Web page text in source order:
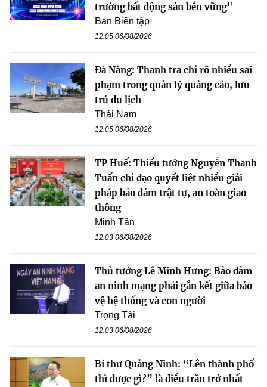
trường bất động sản bền vững"
Ban Biên tập
12:05 06/08/2026
Đà Nẵng: Thanh tra chỉ rõ nhiều sai
phạm trong quản lý quảng cáo, lưu
trú du lịch
Thái Nam
12:05 06/08/2026
TP Huế: Thiếu tướng Nguyễn Thanh
Tuấn chỉ đạo quyết liệt nhiều giải
pháp bảo đảm trật tự, an toàn giao
thông
Minh Tân
12:03 06/08/2026
Thủ tướng Lê Minh Hưng: Bảo đảm
an ninh mạng phải gắn kết giữa bảo
vệ hệ thống và con người
Trọng Tài
12:03 06/08/2026
Bí thư Quảng Ninh: “Lên thành phố
thì được gì?” là điều trăn trở nhất